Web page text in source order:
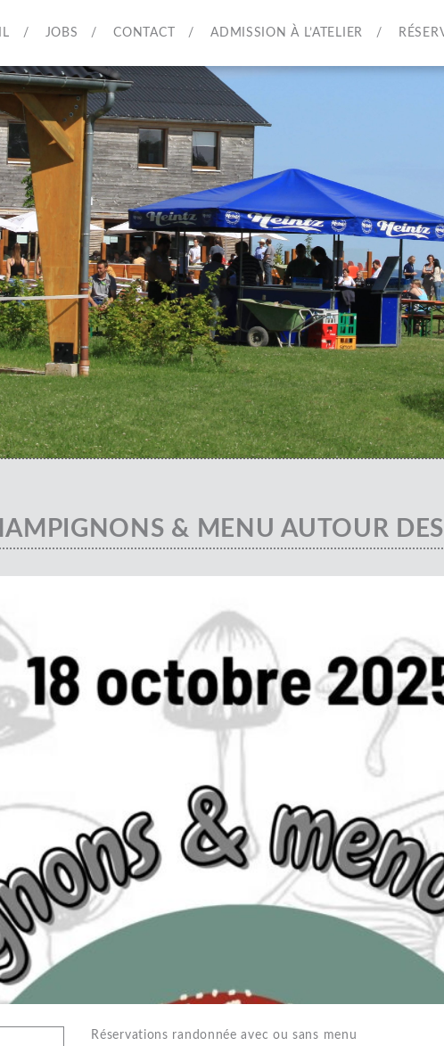
JOBS CONTACT ADMISSION À L’ATELIER
& MENU AUTOUR
Réservations randonnée avec ou sans menu